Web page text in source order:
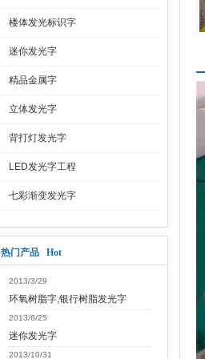
楼体发光标识字
迷你发光字
精品金属字
立体发光字
背打灯发光字
LED发光字工程
七彩渐变发光字
热门产品 Hot
2013/3/29
环氧树脂字,银行树脂发光字
2013/6/25
迷你发光字
2013/10/31